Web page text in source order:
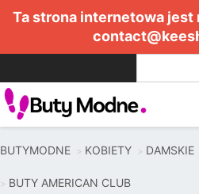
Ta strona internetowa jest
BUTYMODNE KOBIETY DAMSKIE
BUTY AMERICAN CLUB